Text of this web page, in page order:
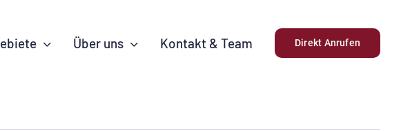
Über uns Kontakt & Team Direkt Anrufen